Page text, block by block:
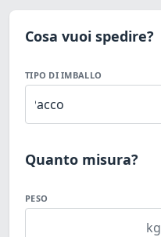
Cosa vuoi spedire?
TIPO DI IMBALLO
Quanto misura?
PESO
kg